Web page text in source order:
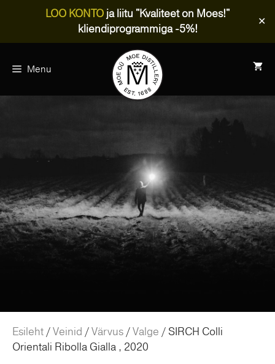
LOO KONTO ja liitu "Kvaliteet on Moes!"
kliendiprogrammiga -5%!
✕
Menu
Esileht /Veinid /Värvus /Valge / SIRCH Colli
Orientali Ribolla Gialla , 2020